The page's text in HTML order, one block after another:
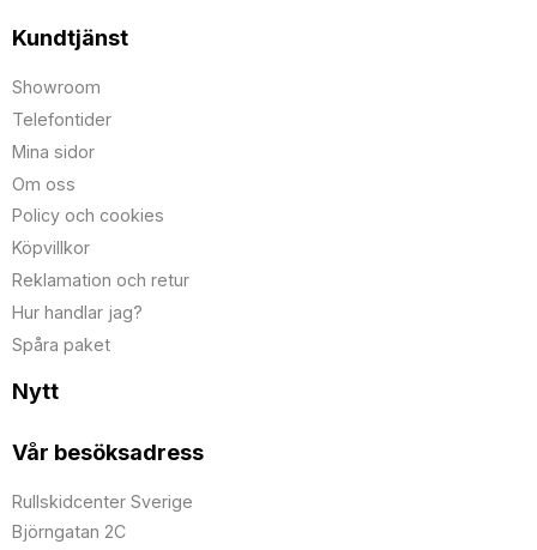
Kundtjänst
Showroom
Telefontider
Mina sidor
Om oss
Policy och cookies
Köpvillkor
Reklamation och retur
Hur handlar jag?
Spåra paket
Nytt
Vår besöksadress
Rullskidcenter Sverige
Björngatan 2C